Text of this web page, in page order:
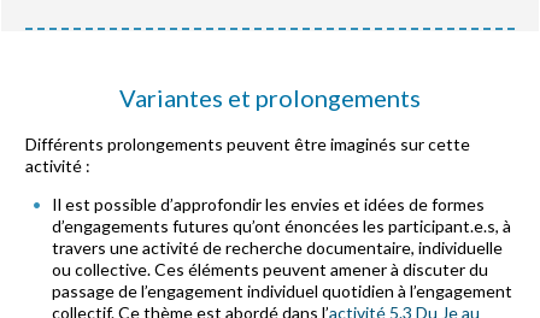
Variantes et prolongements
Différents prolongements peuvent être imaginés sur cette
activité :
Il est possible d’approfondir les envies et idées de formes
d’engagements futures qu’ont énoncées les participant.e.s, à
travers une activité de recherche documentaire, individuelle
ou collective. Ces éléments peuvent amener à discuter du
passage de l’engagement individuel quotidien à l’engagement
collectif. Ce thème est abordé dans l’activité 5.3 Du Je au